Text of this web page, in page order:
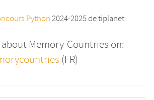
Python2024-2025 de tiplanet
Memory-Countries on:
(FR)